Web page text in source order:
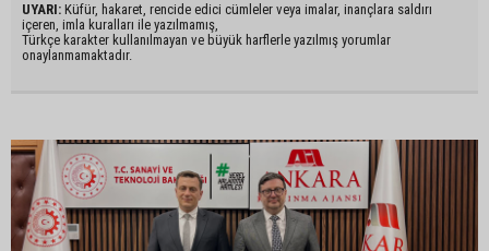
UYARI: Küfür, hakaret, rencide edici cümleler veya imalar, inançlara saldırı
içeren, imla kuralları ile yazılmamış,
Türkçe karakter kullanılmayan ve büyük harflerle yazılmış yorumlar
onaylanmamaktadır.